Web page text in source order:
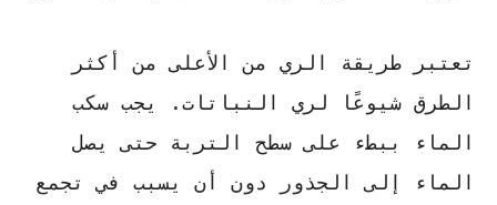
تعتبر طريقة الري من الأعلى من أكثر
الطرق شيوعًا لري النباتات. يجب سكب
الماء ببطء على سطح التربة حتى يصل
الماء إلى الجذور دون أن يسبب في تجمع